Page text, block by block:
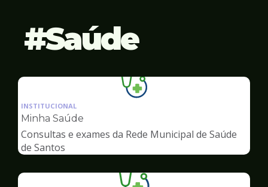
Saúde
Ilustração
da
de
Saúde
INSTITUCIONAL
Minha Saúde
Consultas e exames da Rede Municipal de Saúde
de Santos